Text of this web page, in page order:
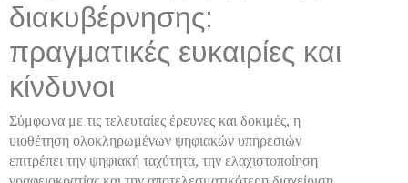
διακυβέρνησης:
πραγματικές ευκαιρίες και
κίνδυνοι
Σύμφωνα με τις τελευταίες έρευνες και δοκιμές, η
υιοθέτηση ολοκληρωμένων ψηφιακών υπηρεσιών
επιτρέπει την ψηφιακή ταχύτητα, την ελαχιστοποίηση